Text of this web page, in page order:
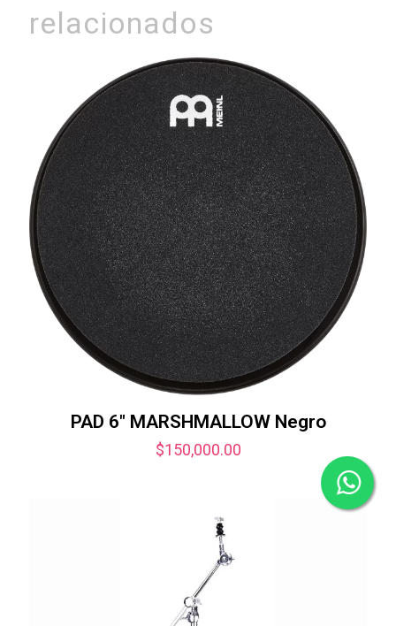
relacionados
PAD 6″ MARSHMALLOW Negro
$150,000.00